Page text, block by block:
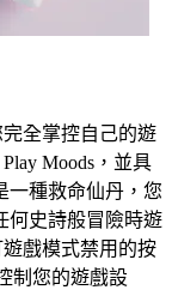
全掌控自己的遊
Moods，並具
一種救命仙丹，您
何史詩般冒險時遊
戲模式禁用的按
制您的遊戲設